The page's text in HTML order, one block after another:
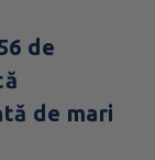
de
de mari